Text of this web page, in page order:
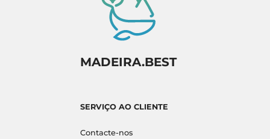
MADEIRA.BEST
SERVIÇO AO CLIENTE
Contacte-nos